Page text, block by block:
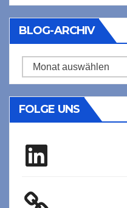
BLOG-ARCHIV
Blog-
Archiv
FOLGE UNS
LinkedIn